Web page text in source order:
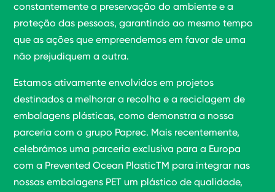
constantemente a preservação do ambiente e a
proteção das pessoas, garantindo ao mesmo tempo
que as ações que empreendemos em favor de uma
não prejudiquem a outra.
Estamos ativamente envolvidos em projetos
destinados a melhorar a recolha e a reciclagem de
embalagens plásticas, como demonstra a nossa
parceria com o grupo Paprec. Mais recentemente,
celebrámos uma parceria exclusiva para a Europa
com a Prevented Ocean PlasticTM para integrar nas
nossas embalagens PET um plástico de qualidade,